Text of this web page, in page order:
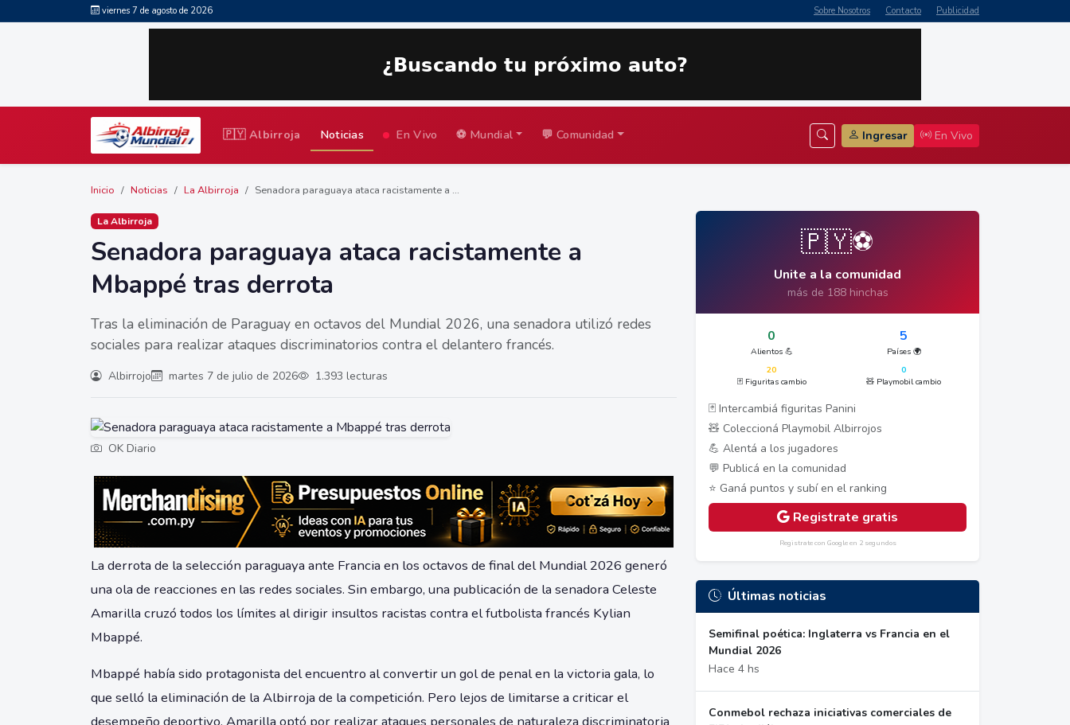
viernes 7 de agosto de 2026 Sobre Nosotros Contacto Publicidad
🇵🇾 Albirroja Noticias En Vivo ⚽ Mundial 💬 Comunidad Ingresar En Vivo
Inicio Noticias La Albirroja Senadora paraguaya ataca racistamente a ...
La Albirroja
Senadora paraguaya ataca racistamente a
Mbappé tras derrota
Tras la eliminación de Paraguay en octavos del Mundial 2026, una senadora utilizó redes
sociales para realizar ataques discriminatorios contra el delantero francés.
Albirrojo martes 7 de julio de 2026 1.393 lecturas
OK Diario
La derrota de la selección paraguaya ante Francia en los octavos de final del Mundial 2026 generó
una ola de reacciones en las redes sociales. Sin embargo, una publicación de la senadora Celeste
Amarilla cruzó todos los límites al dirigir insultos racistas contra el futbolista francés Kylian
Mbappé.
Mbappé había sido protagonista del encuentro al convertir un gol de penal en la victoria gala, lo
que selló la eliminación de la Albirroja de la competición. Pero lejos de limitarse a criticar el
🇵🇾⚽
Unite a la comunidad
más de 188 hinchas
0
Alientos 💪
5
Países 🌍
20
🃏 Figuritas cambio
0
🧸 Playmobil cambio
🃏 Intercambiá figuritas Panini
🧸 Coleccioná Playmobil Albirrojos
💪 Alentá a los jugadores
💬 Publicá en la comunidad
⭐ Ganá puntos y subí en el ranking
Registrate gratis
Registrate con Google en 2 segundos
Últimas noticias
Semifinal poética: Inglaterra vs Francia en el
Mundial 2026
Hace 4 hs
Conmebol rechaza iniciativas comerciales de